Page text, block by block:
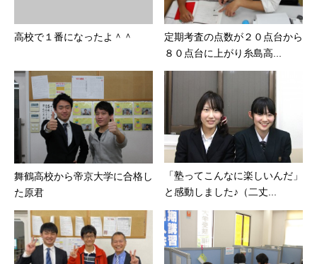
高校で１番になったよ＾＾
定期考査の点数が２０点台から
８０点台に上がり糸島高...
舞鶴高校から帝京大学に合格し
た原君
「塾ってこんなに楽しいんだ」
と感動しました♪（二丈...